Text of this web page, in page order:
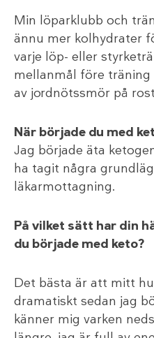
Min löparklubb och
ännu mer kolhydrater
varje löp- eller
mellanmål före
av jordnötssmör på
När började du med
Jag började äta
ha tagit några
läkarmottagning.
På vilket sätt har din
du började med keto?
Det bästa är att mitt
dramatiskt sedan jag
känner mig varken